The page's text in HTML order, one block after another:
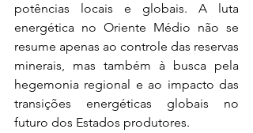
potências locais e globais. A luta
energética no Oriente Médio não se
resume apenas ao controle das reservas
minerais, mas também à busca pela
hegemonia regional e ao impacto das
transições energéticas globais no
futuro dos Estados produtores.